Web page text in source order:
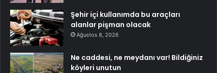
Şehir içi kullanımda bu araçları
alanlar pişman olacak
Ağustos 8, 2026
Ne caddesi, ne meydanı var! Bildiğiniz
köyleri unutun